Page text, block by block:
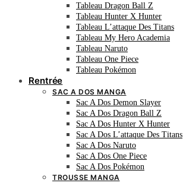
Tableau Dragon Ball Z
Tableau Hunter X Hunter
Tableau L’attaque Des Titans
Tableau My Hero Academia
Tableau Naruto
Tableau One Piece
Tableau Pokémon
Rentrée
SAC A DOS MANGA
Sac A Dos Demon Slayer
Sac A Dos Dragon Ball Z
Sac A Dos Hunter X Hunter
Sac A Dos L’attaque Des Titans
Sac A Dos Naruto
Sac A Dos One Piece
Sac A Dos Pokémon
TROUSSE MANGA